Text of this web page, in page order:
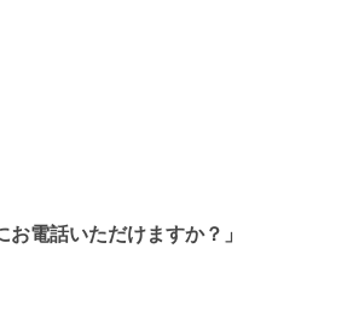
電話いただけますか？」